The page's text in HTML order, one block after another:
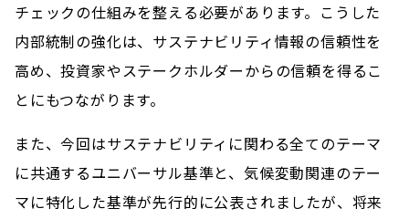
チェックの仕組みを整える必要があります。こうした
内部統制の強化は、サステナビリティ情報の信頼性を
高め、投資家やステークホルダーからの信頼を得るこ
とにもつながります。
また、今回はサステナビリティに関わる全てのテーマ
に共通するユニバーサル基準と、気候変動関連のテー
マに特化した基準が先行的に公表されましたが、将来